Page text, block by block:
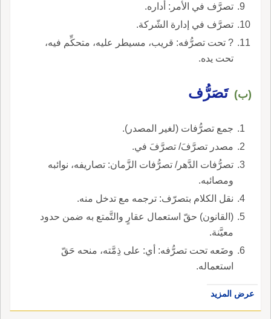
تصرَّف في الأمر: أداره.
تصرَّف في إدارة الشّركة.
? تحت تصرُّفه: قريب، مسيطر عليه، متحكِّم فيه،
تحت يده.
(ب) تَصَرُّف
جمع تصرُّفات (لغير المصدر).
مصدر تصرَّفَ/ تصرَّفَ في.
تصرُّفات الدَّهر/ تصرُّفات الزَّمان: تصاريفه، نوائبه
ومصائبه.
نقل الكلام بتصرّف: ترجمه مع تدخل منه.
(القانون) حقّ استعمال عقارٍ والتَّمتع به ضمن حدود
معيَّنة.
وضَعه تحت تصرُّفه: أي: على ذِمَّته، منحه حَقّ
استعماله.
عرض المزيد